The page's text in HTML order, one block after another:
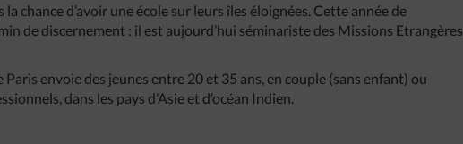
chance d’avoir une école sur leurs îles éloignées. Cette année de
de discernement : il est aujourd’hui séminariste des Missions Etrangères
envoie des jeunes entre 20 et 35 ans, en couple (sans enfant) ou
dans les pays d’Asie et d’océan Indien.